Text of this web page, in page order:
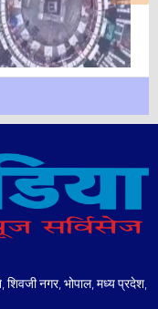
नगर, भोपाल, मध्य प्रदेश,